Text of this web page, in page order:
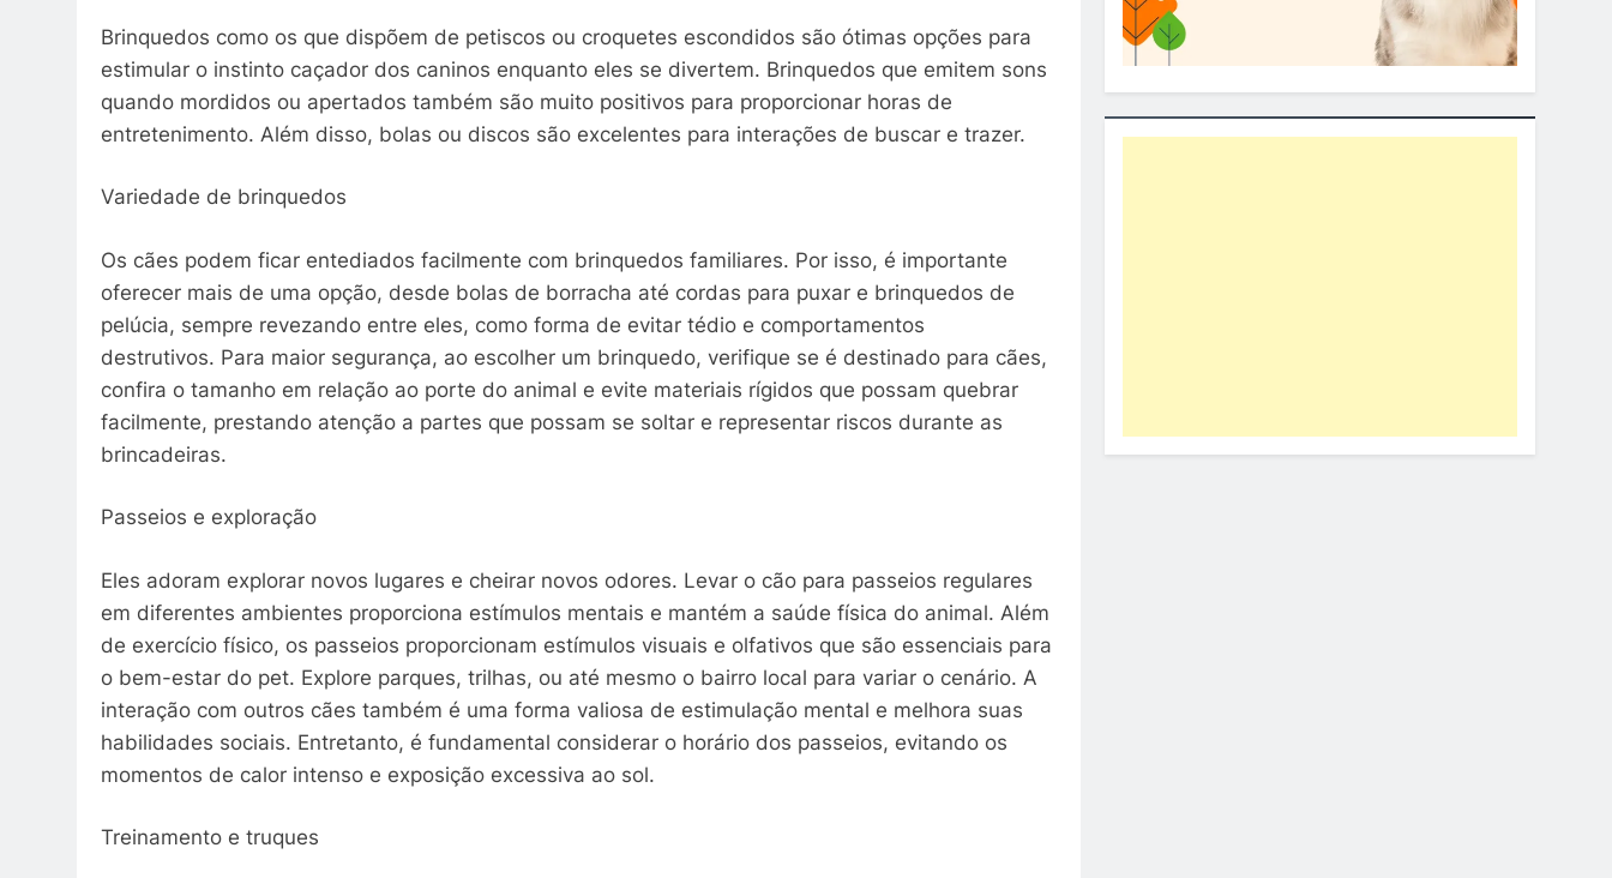
Brinquedos como os que dispõem de petiscos ou croquetes escondidos são ótimas opções para
estimular o instinto caçador dos caninos enquanto eles se divertem. Brinquedos que emitem sons
quando mordidos ou apertados também são muito positivos para proporcionar horas de
entretenimento. Além disso, bolas ou discos são excelentes para interações de buscar e trazer.
Variedade de brinquedos
Os cães podem ficar entediados facilmente com brinquedos familiares. Por isso, é importante
oferecer mais de uma opção, desde bolas de borracha até cordas para puxar e brinquedos de
pelúcia, sempre revezando entre eles, como forma de evitar tédio e comportamentos
destrutivos. Para maior segurança, ao escolher um brinquedo, verifique se é destinado para cães,
confira o tamanho em relação ao porte do animal e evite materiais rígidos que possam quebrar
facilmente, prestando atenção a partes que possam se soltar e representar riscos durante as
brincadeiras.
Passeios e exploração
Eles adoram explorar novos lugares e cheirar novos odores. Levar o cão para passeios regulares
em diferentes ambientes proporciona estímulos mentais e mantém a saúde física do animal. Além
de exercício físico, os passeios proporcionam estímulos visuais e olfativos que são essenciais para
o bem-estar do pet. Explore parques, trilhas, ou até mesmo o bairro local para variar o cenário. A
interação com outros cães também é uma forma valiosa de estimulação mental e melhora suas
habilidades sociais. Entretanto, é fundamental considerar o horário dos passeios, evitando os
momentos de calor intenso e exposição excessiva ao sol.
Treinamento e truques